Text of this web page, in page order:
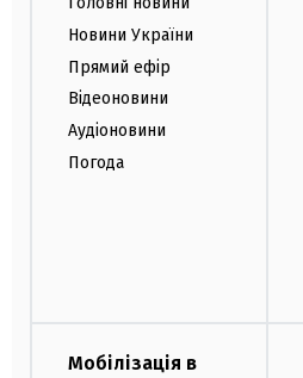
Новини України
Прямий ефір
Відеоновини
Аудіоновини
Погода
Мобілізація в